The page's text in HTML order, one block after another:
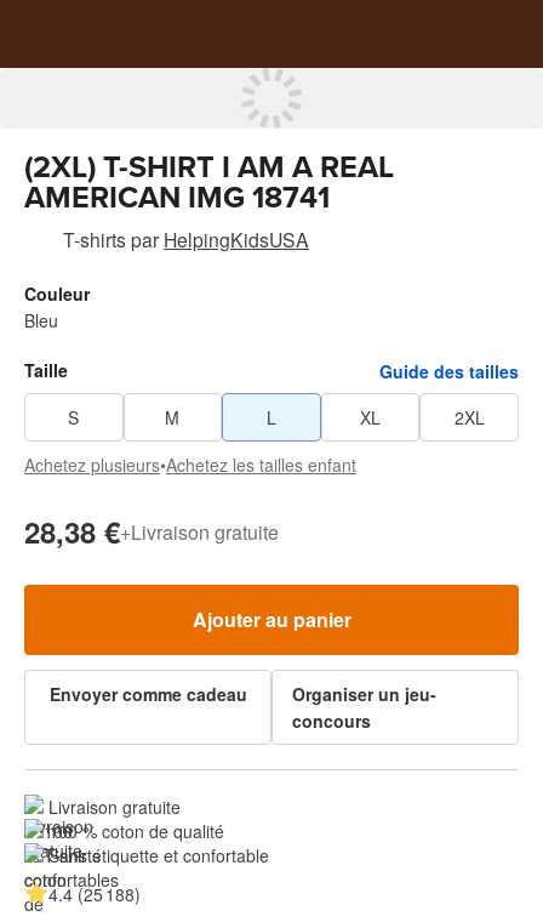
(2XL) T-SHIRT I AM A REAL
AMERICAN IMG 18741
T-shirtspar HelpingKidsUSA
Couleur
Bleu
Taille
Guide des tailles
S
M L XL
2XL
Achetez plusieurs•Achetez les tailles enfant
28,38 €+Livraison gratuite
Ajouter au panier
Envoyer comme cadeau
Organiser un jeu-
concours
Livraison gratuite
100 % coton de qualité
Sans étiquette et confortable
4.4 (25 188)